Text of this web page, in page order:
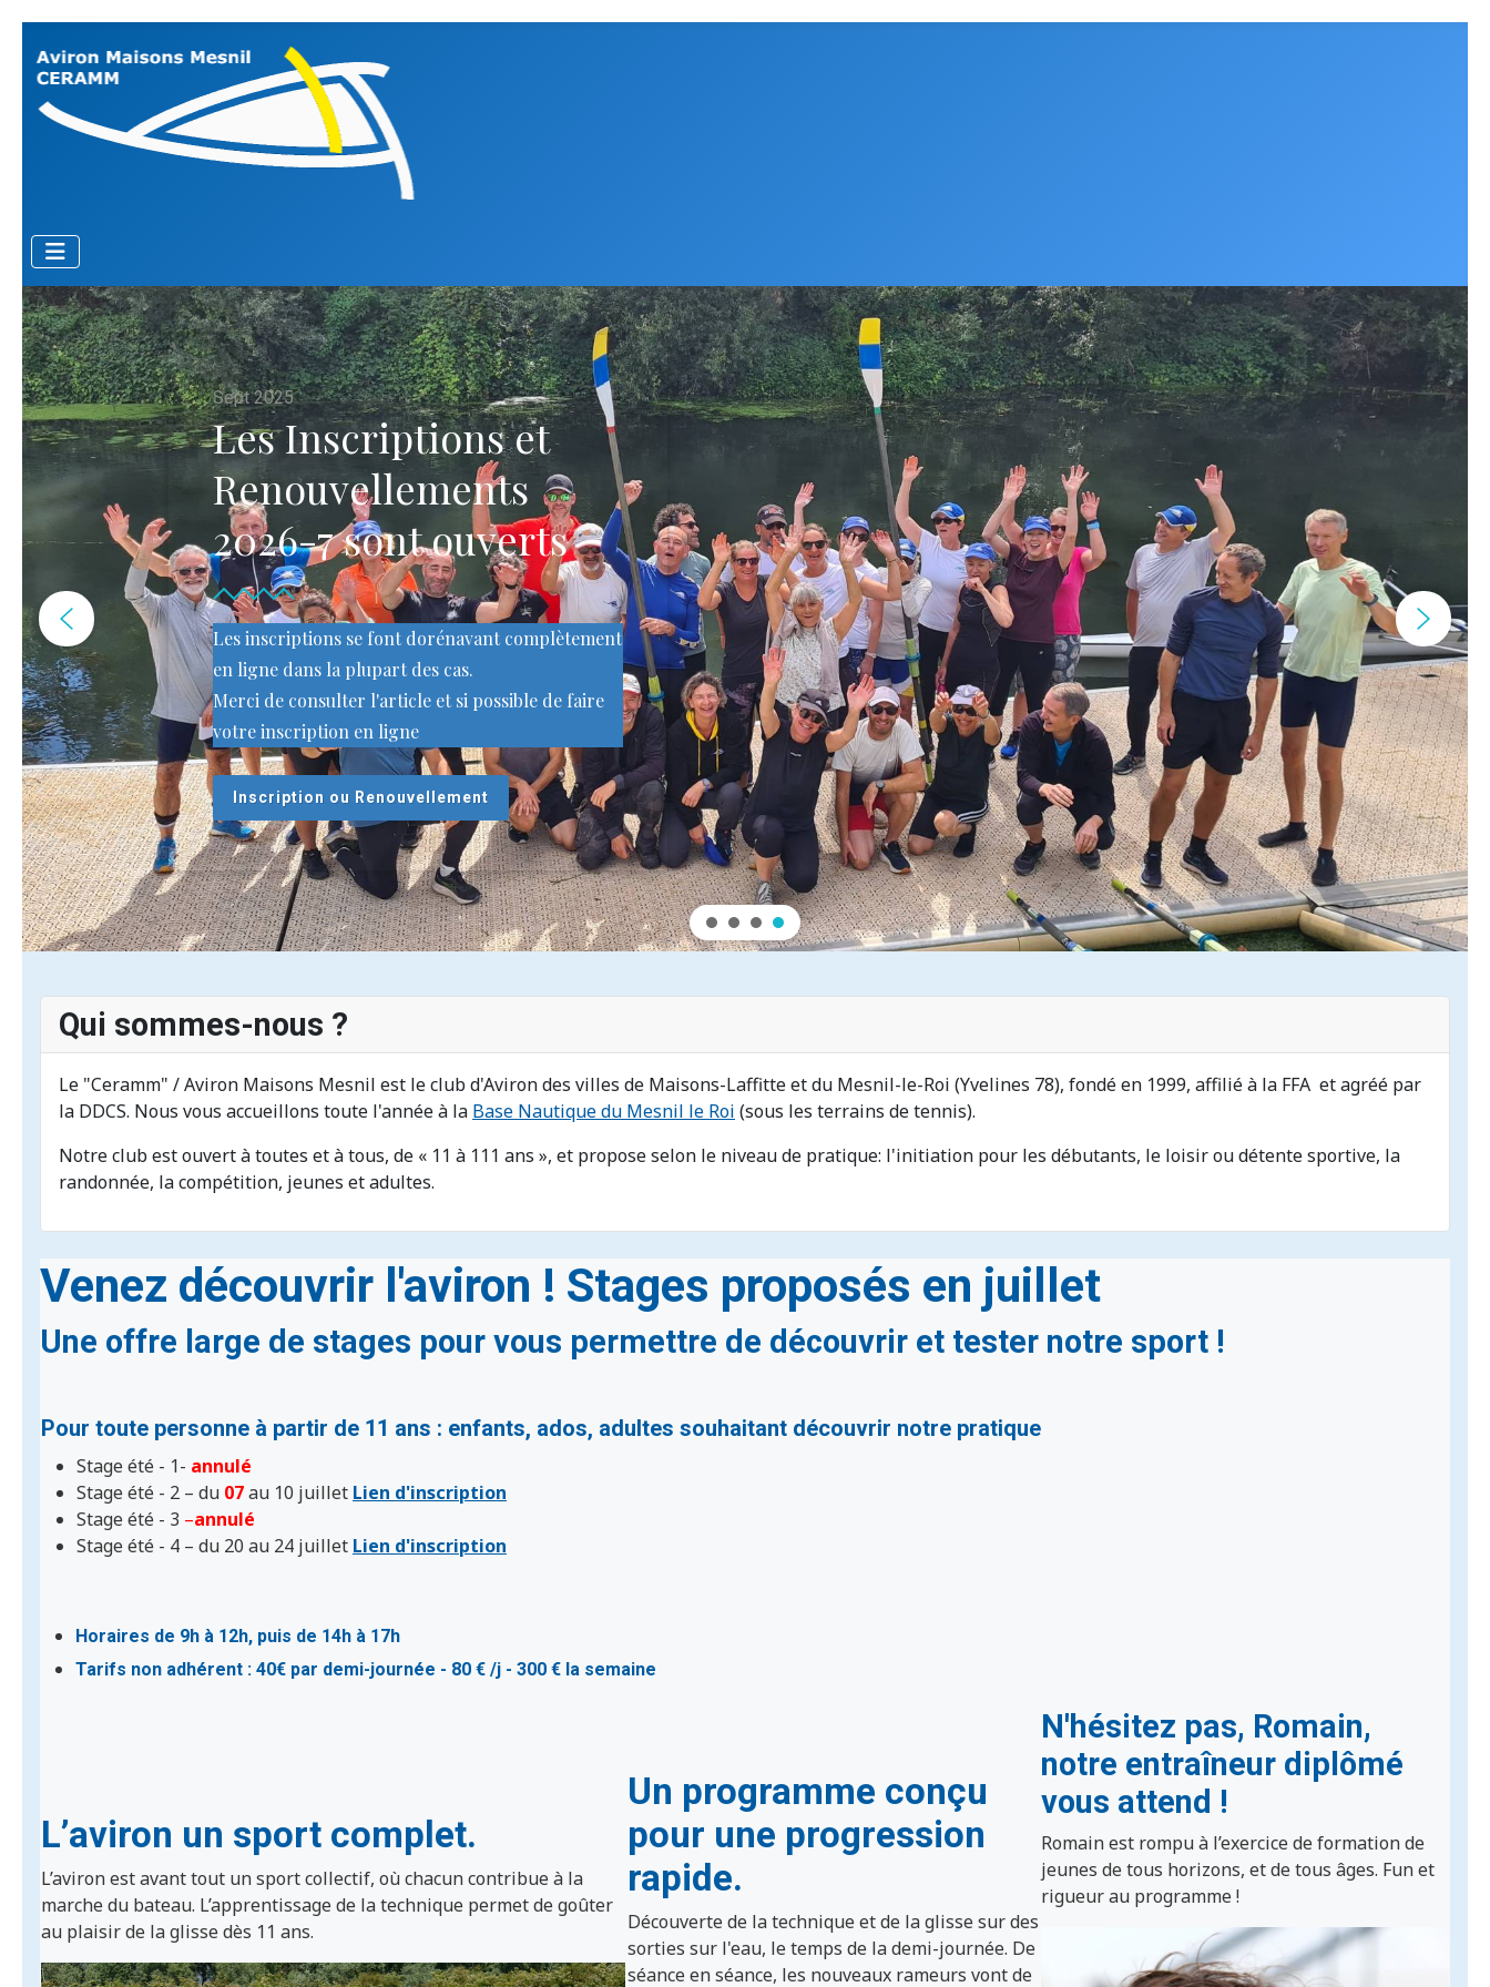
Sept 2025
Les Inscriptions et
Renouvellements
2026-7 sont ouverts
Les inscriptions se font dorénavant complètement
en ligne dans la plupart des cas.
Merci de consulter l'article et si possible de faire
votre inscription en ligne
Inscription ou Renouvellement
Qui sommes-nous ?
Le "Ceramm" / Aviron Maisons Mesnil est le club d'Aviron des villes de Maisons-Laffitte et du Mesnil-le-Roi (Yvelines 78), fondé en 1999, affilié à la FFA et agréé par
la DDCS. Nous vous accueillons toute l'année à la Base Nautique du Mesnil le Roi (sous les terrains de tennis).
Notre club est ouvert à toutes et à tous, de « 11 à 111 ans », et propose selon le niveau de pratique: l'initiation pour les débutants, le loisir ou détente sportive, la
randonnée, la compétition, jeunes et adultes.
Venez découvrir l'aviron ! Stages proposés en juillet
Une offre large de stages pour vous permettre de découvrir et tester notre sport !
Pour toute personne à partir de 11 ans : enfants, ados, adultes souhaitant découvrir notre pratique
Stage été - 1- annulé
Stage été - 2 – du 07au 10 juillet Lien d'inscription
Stage été - 3 –annulé
Stage été - 4 – du 20 au 24 juillet Lien d'inscription
Horaires de 9h à 12h, puis de 14h à 17h
Tarifs non adhérent : 40€ par demi-journée - 80 € /j - 300 € la semaine
L’aviron un sport complet.
L’aviron est avant tout un sport collectif, où chacun contribue à la
marche du bateau. L’apprentissage de la technique permet de goûter
au plaisir de la glisse dès 11 ans.
Un programme conçu
pour une progression
rapide.
Découverte de la technique et de la glisse sur des
sorties sur l'eau, le temps de la demi-journée. De
séance en séance, les nouveaux rameurs vont de
N'hésitez pas, Romain,
notre entraîneur diplômé
vous attend !
Romain est rompu à l’exercice de formation de
jeunes de tous horizons, et de tous âges. Fun et
rigueur au programme !